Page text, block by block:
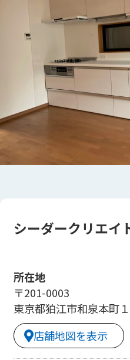
シーダークリエ
所在地
〒201-0003
東京都狛江市和泉本町
店舗地図を表示